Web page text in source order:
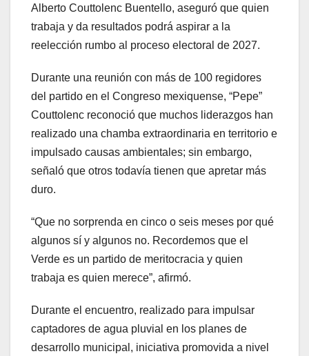
Alberto Couttolenc Buentello, aseguró que quien
trabaja y da resultados podrá aspirar a la
reelección rumbo al proceso electoral de 2027.
Durante una reunión con más de 100 regidores
del partido en el Congreso mexiquense, “Pepe”
Couttolenc reconoció que muchos liderazgos han
realizado una chamba extraordinaria en territorio e
impulsado causas ambientales; sin embargo,
señaló que otros todavía tienen que apretar más
duro.
“Que no sorprenda en cinco o seis meses por qué
algunos sí y algunos no. Recordemos que el
Verde es un partido de meritocracia y quien
trabaja es quien merece”, afirmó.
Durante el encuentro, realizado para impulsar
captadores de agua pluvial en los planes de
desarrollo municipal, iniciativa promovida a nivel